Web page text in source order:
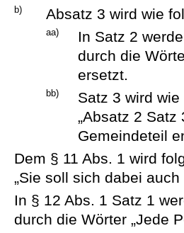
b) Absatz 3 wird wie
aa)
In Satz 2
durch die
ersetzt.
bb)
Satz 3 wird
„Absatz 2
Gemeindeteil
Dem § 11 Abs. 1 wird
„Sie soll sich dabei
In § 12 Abs. 1 Satz 1
durch die Wörter „Jede